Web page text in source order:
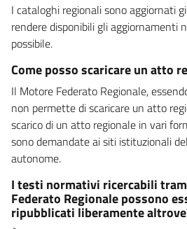
I cataloghi regionali sono aggiornati
rendere disponibili gli aggiornamenti
possibile.
Come posso scaricare un atto
Il Motore Federato Regionale,
non permette di scaricare un atto
scarico di un atto regionale in vari
sono demandate ai siti istituzionali
autonome.
I testi normativi ricercabili
Federato Regionale possono
ripubblicati liberamente